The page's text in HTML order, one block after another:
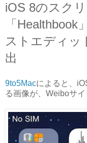
iOS 8のスク
「
ストエディッ
出
9to5Macによると、
る画像が、Weiboサ